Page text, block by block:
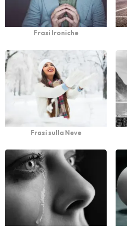
Frasi Ironiche
Frasi sulla Neve